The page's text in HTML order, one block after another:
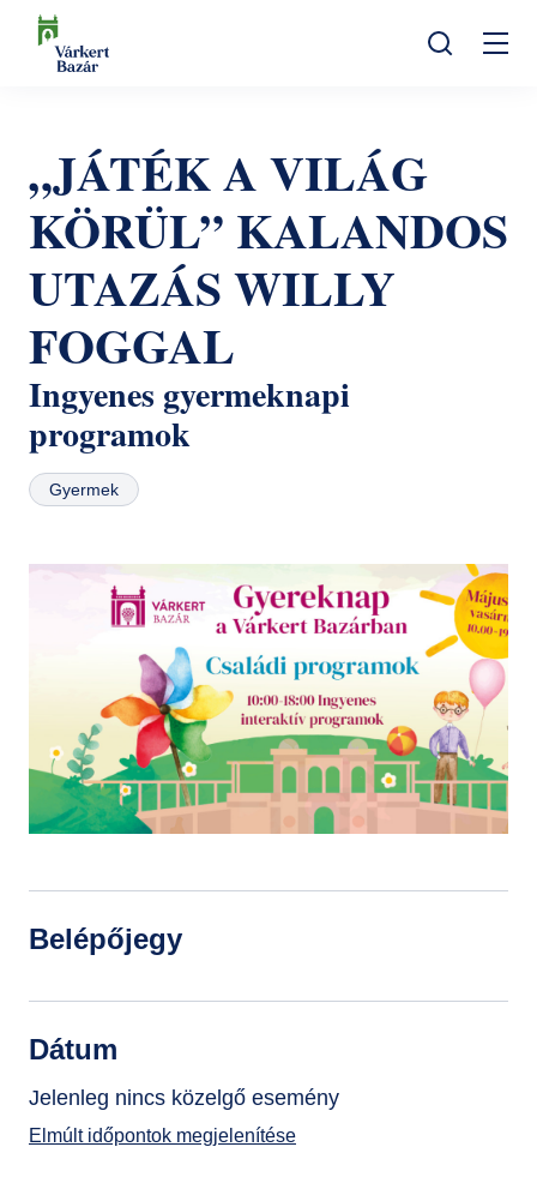
Ugrás
Kulturális események
Kiállítások
Múzeumpedagógia
Látogatóknak
Aktualitások
Rólunk
Helyszínek
Ajándékbolt
Kapcsolat
Elérhetőség
Megközelítés
Nyitvatartás
Hírlevél feliratkozás
Jegyvásárlás
Online jegyek
Ajándékutalvány
Infopont, jegypénztár
„JÁTÉK A VILÁG
KÖRÜL” KALANDOS
UTAZÁS WILLY
FOGGAL
Ingyenes gyermeknapi
programok
Gyermek
Belépőjegy
Dátum
Jelenleg nincs közelgő esemény
Elmúlt időpontok megjelenítése